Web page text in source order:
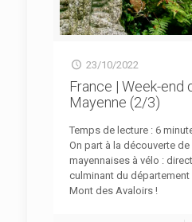
23/10/2022
France | Week-end
Mayenne (2/3)
Temps de lecture : 6
On part à la découverte
mayennaises à vélo :
culminant du département
Mont des Avaloirs !